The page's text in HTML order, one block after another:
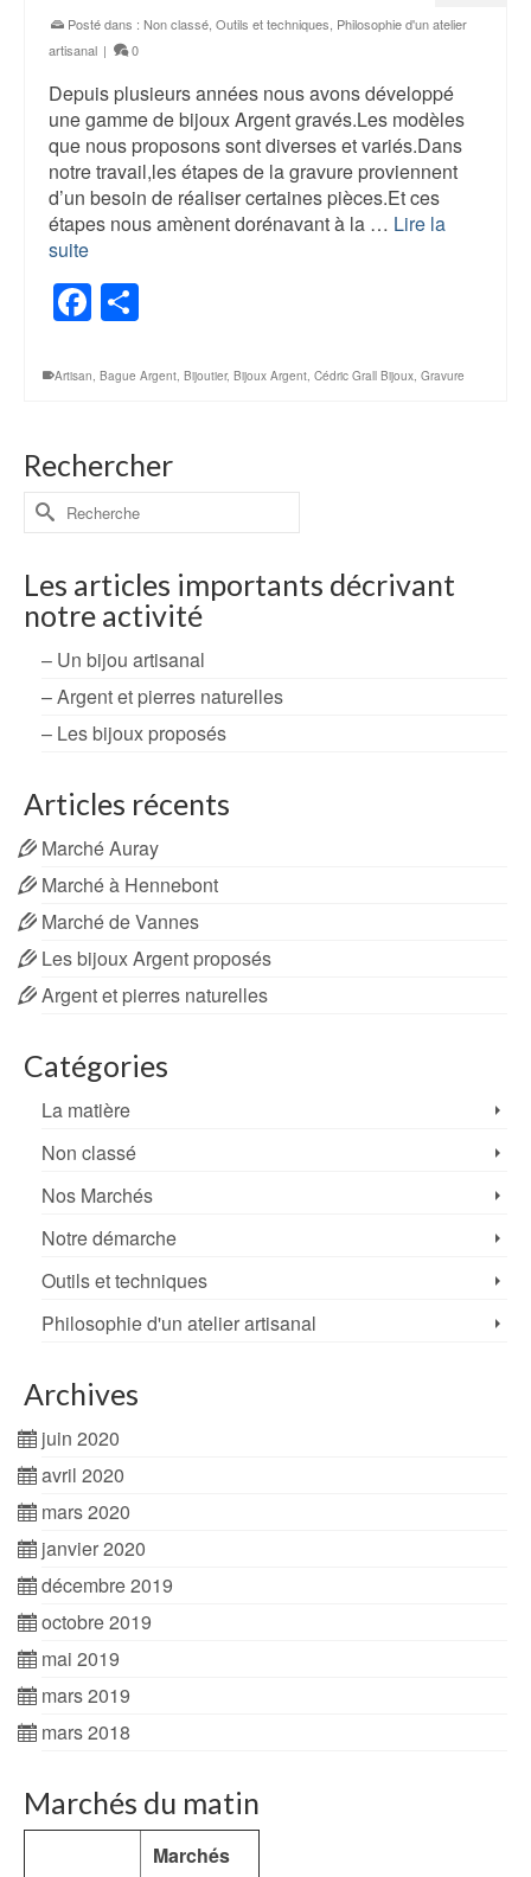
Posté dans : Non classé Outils et techniques Philosophie d'un atelier
artisanal | 0
Depuis plusieurs années nous avons développé
une gamme de bijoux Argent gravés.Les modèles
que nous proposons sont diverses et variés.Dans
notre travail,les étapes de la gravure proviennent
d’un besoin de réaliser certaines pièces.Et ces
étapes nous amènent dorénavant à la … Lire la
suite
Facebook
Artisan Bague Argent Bijoutier, Bijoux Argent Cédric Grall Bijoux Gravure
Rechercher
Rechercher :
Les articles importants décrivant
notre activité
– Un bijou artisanal
– Argent et pierres naturelles
– Les bijoux proposés
Articles récents
Marché Auray
Marché à Hennebont
Marché de Vannes
Les bijoux Argent proposés
Argent et pierres naturelles
Catégories
La matière
Non classé
Nos Marchés
Notre démarche
Outils et techniques
Philosophie d'un atelier artisanal
Archives
juin 2020
avril 2020
mars 2020
janvier 2020
décembre 2019
octobre 2019
mai 2019
mars 2019
mars 2018
Marchés du matin
Marchés